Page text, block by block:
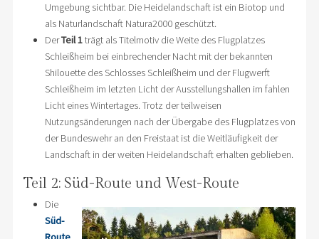
Umgebung sichtbar. Die Heidelandschaft ist ein Biotop und
als Naturlandschaft Natura2000 geschützt.
DerTeil 1trägt als Titelmotiv die Weite des Flugplatzes
Schleißheim bei einbrechender Nacht mit der bekannten
Shilouette des Schlosses Schleißheim und der Flugwerft
Schleißheim im letzten Licht der Ausstellungshallen im fahlen
Licht eines Wintertages. Trotz der teilweisen
Nutzungsänderungen nach der Übergabe des Flugplatzes von
der Bundeswehr an den Freistaat ist die Weitläufigkeit der
Landschaft in der weiten Heidelandschaft erhalten geblieben.
Teil 2: Süd-Route und West-Route
Die
Süd-